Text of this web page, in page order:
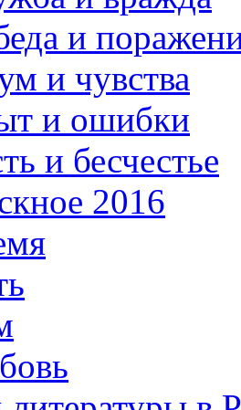
и
и чувства
и ошибки
и бесчестье
2016